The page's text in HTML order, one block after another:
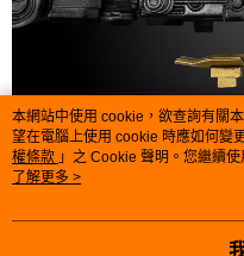
本網站中使用 cookie，欲查詢有關
望在電腦上使用 cookie 時應如何變
權條款 」之 Cookie 聲明。您繼續
用條款之 Cookie 聲明使用 cookie。
了解更多 >